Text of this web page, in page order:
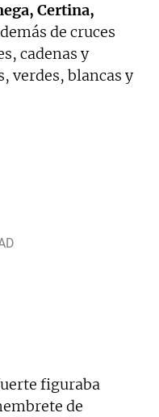
Certina,
de cruces
cadenas y
verdes, blancas y
figuraba
de